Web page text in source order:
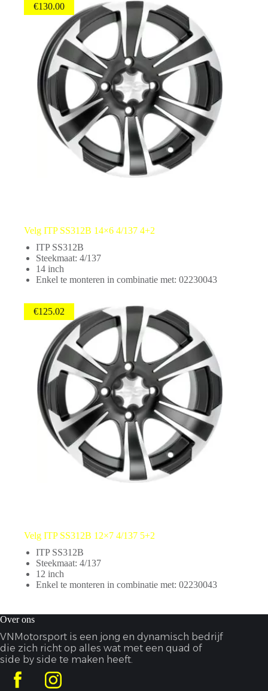
Velg ITP SS312B 14×6 4/137 4+2
€130.00
ITP SS312B
Steekmaat: 4/137
14 inch
Enkel te monteren in combinatie met: 02230043
Velg ITP SS312B 12×7 4/137 5+2
€125.02
ITP SS312B
Steekmaat: 4/137
12 inch
Enkel te monteren in combinatie met: 02230043
Over ons
VNMotorsport is een jong en dynamisch bedrijf
die zich richt op alles wat met een quad of
side by side te maken heeft.